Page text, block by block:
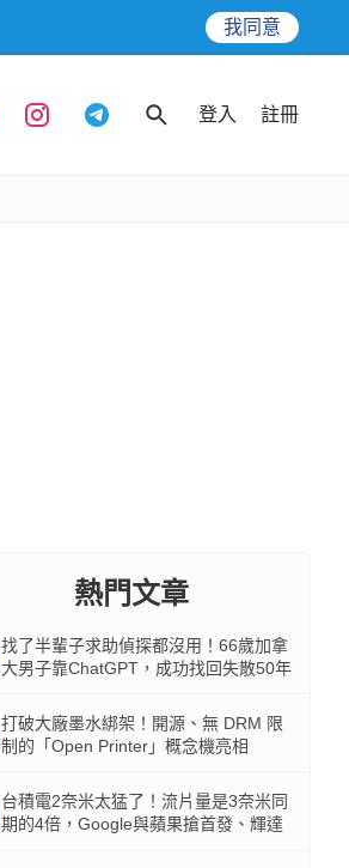
我同意
登入 註冊
熱門文章
找了半輩子求助偵探都沒用！66歲加拿
大男子靠ChatGPT，成功找回失散50年
打破大廠墨水綁架！開源、無 DRM 限
制的「Open Printer」概念機亮相
台積電2奈米太猛了！流片量是3奈米同
期的4倍，Google與蘋果搶首發、輝達